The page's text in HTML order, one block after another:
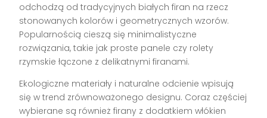
odchodzą od tradycyjnych białych firan na rzecz
stonowanych kolorów i geometrycznych wzorów.
Popularnością cieszą się minimalistyczne
rozwiązania, takie jak proste panele czy rolety
rzymskie łączone z delikatnymi firanami.
Ekologiczne materiały i naturalne odcienie wpisują
się w trend zrównoważonego designu. Coraz częściej
wybierane są również firany z dodatkiem włókien